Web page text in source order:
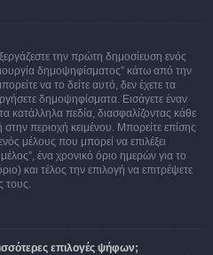
την πρώτη δημοσίευση ενός
δημοψηφίσματος” κάτω από την
να το δείτε αυτό, δεν έχετε τα
δημοψηφίσματα. Εισάγετε έναν
κατάλληλα πεδία, διασφαλίζοντας κάθε
περιοχή κειμένου. Μπορείτε επίσης
μέλους που μπορεί να επιλέξει
ένα χρονικό όριο ημερών για το
και τέλος την επιλογή να επιτρέψετε
τους.
επιλογές ψήφων;